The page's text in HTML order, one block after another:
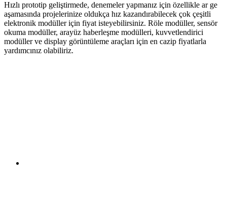
Hızlı prototip geliştirmede, denemeler yapmanız için özellikle ar ge
aşamasında projelerinize oldukça hız kazandırabilecek çok çeşitli
elektronik modüller için fiyat isteyebilirsiniz. Röle modüller, sensör
okuma modüller, arayüz haberleşme modülleri, kuvvetlendirici
modüller ve display görüntüleme araçları için en cazip fiyatlarla
yardımcınız olabiliriz.